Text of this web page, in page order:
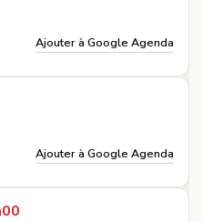
Ajouter à Google Agenda
Ajouter à Google Agenda